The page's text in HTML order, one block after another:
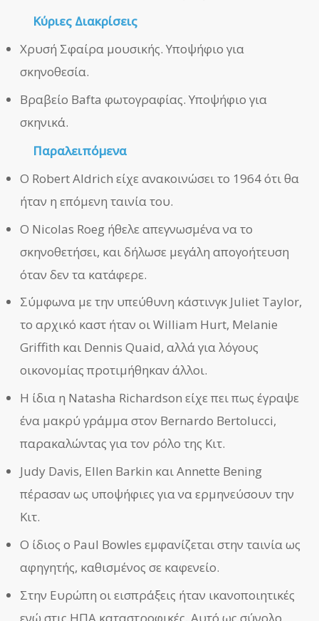
Κύριες Διακρίσεις
Χρυσή Σφαίρα μουσικής. Υποψήφιο για
σκηνοθεσία.
Βραβείο Bafta φωτογραφίας. Υποψήφιο για
σκηνικά.
Παραλειπόμενα
Ο Robert Aldrich είχε ανακοινώσει το 1964 ότι θα
ήταν η επόμενη ταινία του.
Ο Nicolas Roeg ήθελε απεγνωσμένα να το
σκηνοθετήσει, και δήλωσε μεγάλη απογοήτευση
όταν δεν τα κατάφερε.
Σύμφωνα με την υπεύθυνη κάστινγκ Juliet Taylor,
το αρχικό καστ ήταν οι William Hurt, Melanie
Griffith και Dennis Quaid, αλλά για λόγους
οικονομίας προτιμήθηκαν άλλοι.
Η ίδια η Natasha Richardson είχε πει πως έγραψε
ένα μακρύ γράμμα στον Bernardo Bertolucci,
παρακαλώντας για τον ρόλο της Κιτ.
Judy Davis, Ellen Barkin και Annette Bening
πέρασαν ως υποψήφιες για να ερμηνεύσουν την
Κιτ.
Ο ίδιος ο Paul Bowles εμφανίζεται στην ταινία ως
αφηγητής, καθισμένος σε καφενείο.
Στην Ευρώπη οι εισπράξεις ήταν ικανοποιητικές
ενώ στις ΗΠΑ καταστροφικές. Αυτό ως σύνολο